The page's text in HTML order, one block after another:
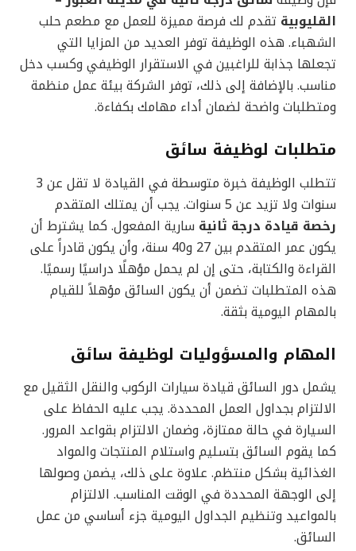
القليوبية تقدم لك فرصة مميزة للعمل مع مطعم حلب
الشهباء. هذه الوظيفة توفر العديد من المزايا التي
تجعلها جذابة للراغبين في الاستقرار الوظيفي وكسب دخل
مناسب. بالإضافة إلى ذلك، توفر الشركة بيئة عمل منظمة
ومتطلبات واضحة لضمان أداء مهامك بكفاءة.
متطلبات لوظيفة سائق
تتطلب الوظيفة خبرة متوسطة في القيادة لا تقل عن 3
سنوات ولا تزيد عن 5 سنوات. يجب أن يمتلك المتقدم
رخصة قيادة درجة ثانية سارية المفعول. كما يشترط أن
يكون عمر المتقدم بين 27 و40 سنة، وأن يكون قادراً على
القراءة والكتابة، حتى إن لم يحمل مؤهلًا دراسيًا رسميًا.
هذه المتطلبات تضمن أن يكون السائق مؤهلاً للقيام
بالمهام اليومية بثقة.
المهام والمسؤوليات لوظيفة سائق
يشمل دور السائق قيادة سيارات الركوب والنقل الثقيل مع
الالتزام بجداول العمل المحددة. يجب عليه الحفاظ على
السيارة في حالة ممتازة، وضمان الالتزام بقواعد المرور.
كما يقوم السائق بتسليم واستلام المنتجات والمواد
الغذائية بشكل منتظم. علاوة على ذلك، يضمن وصولها
إلى الوجهة المحددة في الوقت المناسب. الالتزام
بالمواعيد وتنظيم الجداول اليومية جزء أساسي من عمل
السائق.